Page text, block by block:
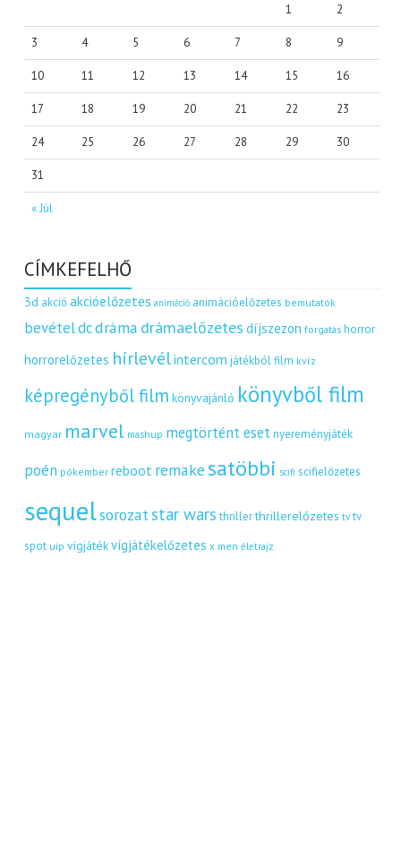
« Júl
1 2
3 4 5 6 7 8 9
10 11 12 13 14 15 16
17 18 19 20 21 22 23
24 25 26 27 28 29 30
31
CÍMKEFELHŐ
3d akció akcióelőzetes animáció animációelőzetes bemutatók
bevételdcdráma drámaelőzetes díjszezon forgatás horror
horrorelőzetes hírlevélintercom játékból film kvíz
képregényből film könyvajánló könyvből film
magyar marvel mashup megtörtént eset nyereményjáték
poén pókember reboot remakesatöbbi scifi scifielőzetes
sequelsorozatstar wars thriller thrillerelőzetes tv tv
spot uip vígjátékvígjátékelőzetes x men életrajz